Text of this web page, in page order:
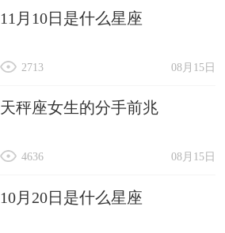
11月10日是什么星座
08月15日
2713
天秤座女生的分手前兆
08月15日
4636
10月20日是什么星座